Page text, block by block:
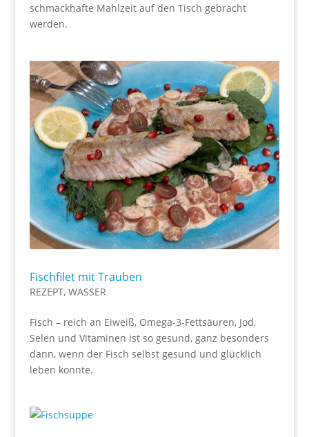
schmackhafte Mahlzeit auf den Tisch gebracht
werden.
Fischfilet mit Trauben
REZEPT, WASSER
Fisch – reich an Eiweiß, Omega-3-Fettsäuren, Jod,
Selen und Vitaminen ist so gesund, ganz besonders
dann, wenn der Fisch selbst gesund und glücklich
leben konnte.